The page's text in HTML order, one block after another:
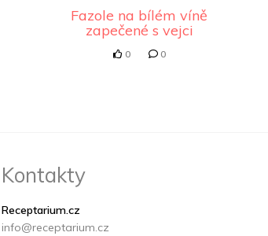
Fazole na bílém víně
zapečené s vejci
0 0
Kontakty
Receptarium.cz
info@receptarium.cz